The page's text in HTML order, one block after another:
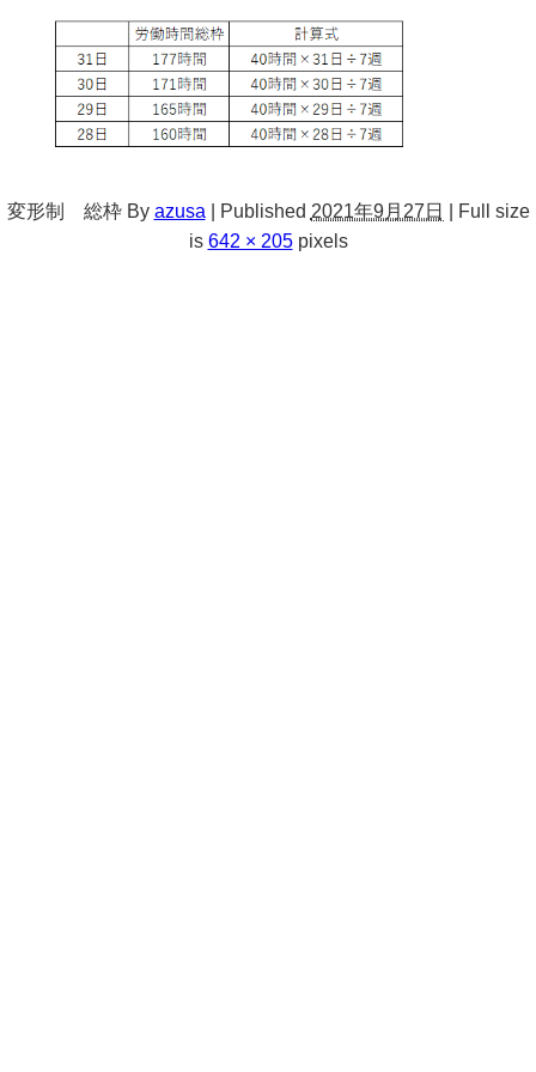
変形制 総枠 By azusa Published 2021年9月27日
Full size
is 642 × 205pixels